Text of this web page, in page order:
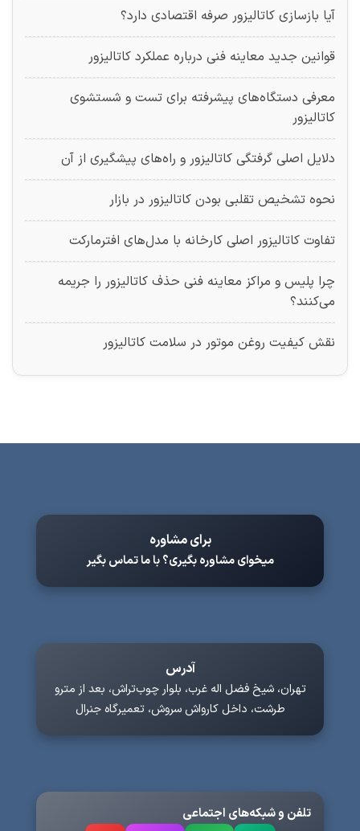
آیا بازسازی کاتالیزور صرفه اقتصادی دارد؟
قوانین جدید معاینه فنی درباره عملکرد کاتالیزور
معرفی دستگاه‌های پیشرفته برای تست و شستشوی
کاتالیزور
دلایل اصلی گرفتگی کاتالیزور و راه‌های پیشگیری از آن
نحوه تشخیص تقلبی بودن کاتالیزور در بازار
تفاوت کاتالیزور اصلی کارخانه با مدل‌های افترمارکت
چرا پلیس و مراکز معاینه فنی حذف کاتالیزور را جریمه
می‌کنند؟
نقش کیفیت روغن موتور در سلامت کاتالیزور
برای مشاوره
میخوای مشاوره بگیری؟ با ما تماس بگیر
آدرس
تهران، شیخ فضل اله غرب، بلوار چوب‌تراش، بعد از مترو
طرشت، داخل کارواش سروش، تعمیرگاه جنرال
تلفن و شبکه‌های اجتماعی